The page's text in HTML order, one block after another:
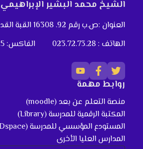
الشيخ محمد البشير الإبراهيمي
العنوان :ص.ب رقم 92. 16308 القبة القديمة الجزائر
الهاتف : 023.72.73.28
الفاكس: 023.72.73.25
روابط مهمة
منصة التعلم عن بعد (moodle)
المكتبة الرقمية للمدرسة (Library)
المستودع المؤسسي للمدرسة (Dspace)
المدارس العليا الأخرى